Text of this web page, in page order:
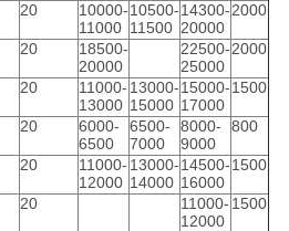
20
10000-
11000
10500-
11500
14300-
20000
2000
20
18500-
20000
22500-
25000
2000
20
11000-
13000
13000-
15000
15000-
17000
1500
20
6000-
6500
6500-
7000
8000-
9000
800
20
11000-
12000
13000-
14000
14500-
16000
1500
20
11000-
12000
1500